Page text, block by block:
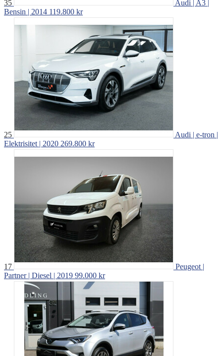
35
Audi | A3 |
Bensin | 2014 119.800 kr
25
Audi | e-tron |
Elektrisitet | 2020 269.800 kr
17
Peugeot |
Partner | Diesel | 2019 99.000 kr